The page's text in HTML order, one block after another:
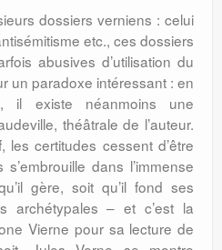
dossiers verniens : celui
etc., ces dossiers
abusives d’utilisation du
un paradoxe intéressant : en
il existe néanmoins une
théâtrale de l’auteur.
certitudes cessent d’être
dans l’immense
gère, soit qu’il fond ses
archétypales – et c’est la
Vierne pour sa lecture de